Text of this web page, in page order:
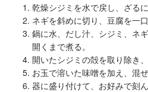
乾燥シジミを水で戻し、ざる
ネギを斜めに切り、豆腐を一口
鍋に水、だし汁、シジミ、ネ
開くまで煮る。
開いたシジミの殻を取り除き
お玉で溶いた味噌を加え、混
器に盛り付けて、お好みで刻